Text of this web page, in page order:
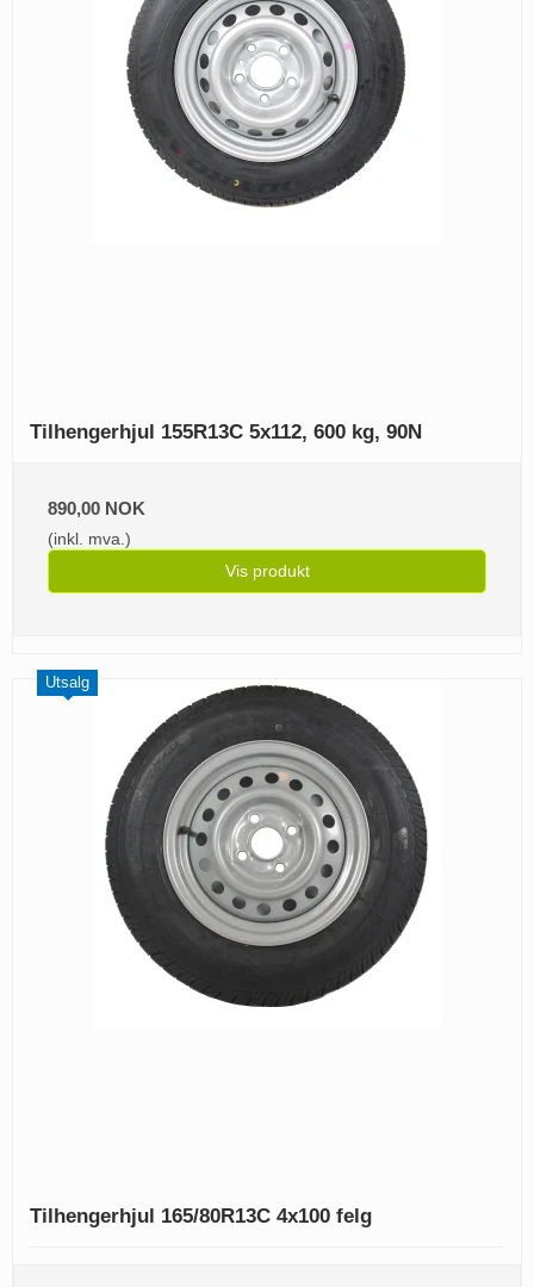
Tilhengerhjul 155R13C 5x112, 600 kg, 90N
890,00 NOK
(inkl. mva.)
Vis produkt
Utsalg
Tilhengerhjul 165/80R13C 4x100 felg